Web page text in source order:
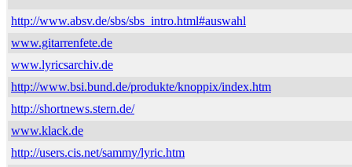
http://www.absv.de/sbs/sbs_intro.html#auswahl
www.gitarrenfete.de
www.lyricsarchiv.de
http://www.bsi.bund.de/produkte/knoppix/index.htm
http://shortnews.stern.de/
www.klack.de
http://users.cis.net/sammy/lyric.htm